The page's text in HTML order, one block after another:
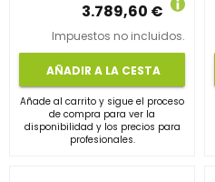
3.789,60 €
Impuestos no incluidos.
AÑADIR A LA CESTA
Añade al carrito y sigue el proceso
de compra para ver la
disponibilidad y los precios para
profesionales.